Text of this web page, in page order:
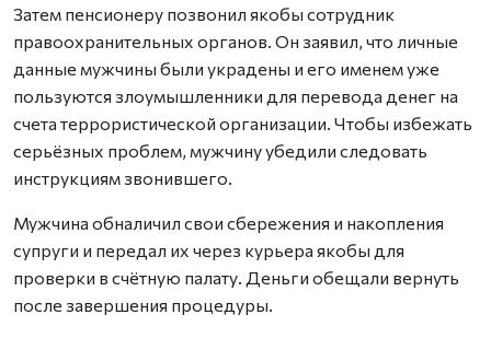
Затем пенсионеру позвонил якобы сотрудник
правоохранительных органов. Он заявил, что личные
данные мужчины были украдены и его именем уже
пользуются злоумышленники для перевода денег на
счета террористической организации. Чтобы избежать
серьёзных проблем, мужчину убедили следовать
инструкциям звонившего.
Мужчина обналичил свои сбережения и накопления
супруги и передал их через курьера якобы для
проверки в счётную палату. Деньги обещали вернуть
после завершения процедуры.